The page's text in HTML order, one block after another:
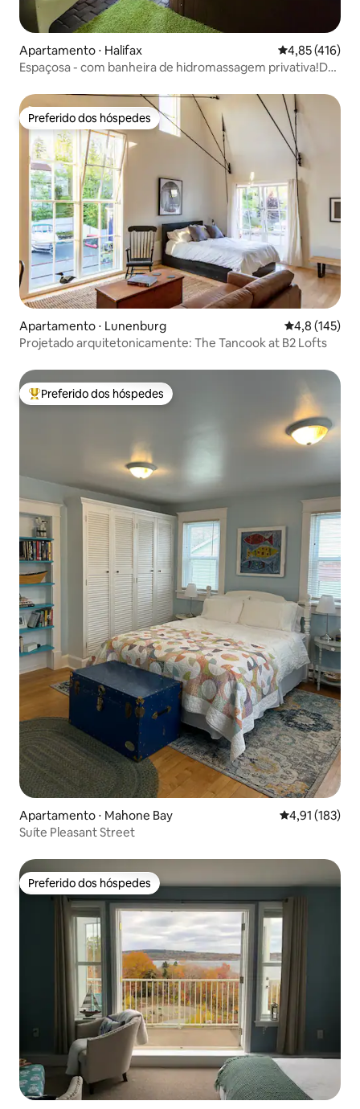
Apartamento ⋅ Halifax 4,85 de uma
4,85 (416)
Espaçosa - com banheira de hidromassagem privativa!DT
Preferido dos hóspedes
Preferido dos hóspedes
Apartamento ⋅ Lunenburg 4,8 de uma
4,8 (145)
Projetado arquitetonicamente: The Tancook at B2 Lofts
Entre os melhores preferidos dos hóspedes
Preferido dos hóspedes
Apartamento ⋅ Mahone Bay 4,91 de uma
4,91 (183)
Suíte Pleasant Street
Preferido dos hóspedes
Preferido dos hóspedes